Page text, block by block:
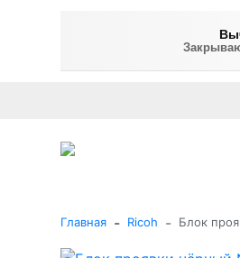
Главная - Ricoh - Блок